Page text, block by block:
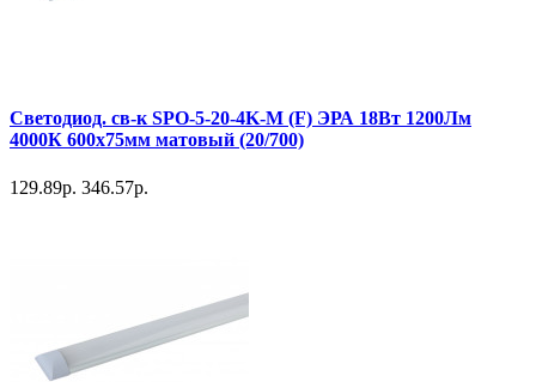
Светодиод. св-к SPO-5-20-4K-M (F) ЭРА 18Вт 1200Лм
4000К 600х75мм матовый (20/700)
129.89р. 346.57р.